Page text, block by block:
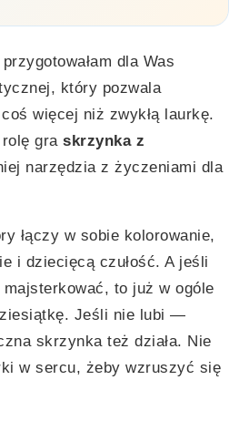
dla Was
który pozwala
więcej niż zwykłą laurkę.
rolę graskrzynka z
narzędzia z życzeniami dla
łączy w sobie kolorowanie,
i dziecięcą czułość. A jeśli
to już w ogóle
Jeśli nie lubi —
skrzynka też działa. Nie
w sercu, żeby wzruszyć się